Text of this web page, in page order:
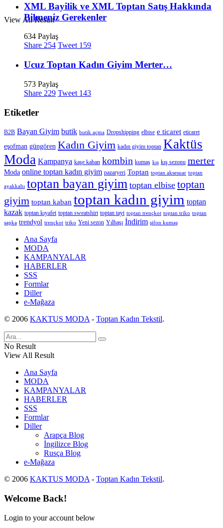
View All Result
XML Bayilik ve XML Toptan Satış Hakkında
Bilmeniz Gerekenler
634 Paylaş
Share 254 Tweet 159
Ucuz Toptan Kadın Giyim Merter…
573 Paylaş
Share 229 Tweet 143
Etiketler
B2B Bayan Giyim butik butik açma Dropshipping elbise e ticaret eticaret
eşofman güngören Kadın Giyim kadın giyim toptan Kaktüs
Moda Kampanya kaşe kaban kombin kumaş kış kış sezonu merter
Moda online toptan kadın giyim pazaryeri Toptan toptan aksesuar toptan
ayakkabı toptan bayan giyim toptan elbise toptan
giyim toptan kaban toptan kadın giyim toptan
kazak toptan kıyafet toptan sweatshirt toptan tayt toptan trençkot toptan triko toptan
şapka trendyol trençkot triko Yeni sezon Yılbaşı İndirim şifon kumaş
Ana Sayfa
MODA
KAMPANYALAR
HABERLER
SSS
Formlar
Diller
e-Mağaza
© 2006 KAKTUS MODA - Toptan Kadın Tekstil.
No Result
View All Result
Ana Sayfa
MODA
KAMPANYALAR
HABERLER
SSS
Formlar
Diller
Arapça Blog
İngilizce Blog
Rusça Blog
e-Mağaza
© 2006 KAKTUS MODA - Toptan Kadın Tekstil.
Welcome Back!
Login to your account below